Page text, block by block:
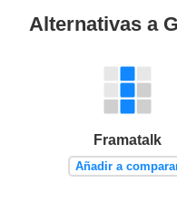
Alternativas a
Framatalk
Añadir a